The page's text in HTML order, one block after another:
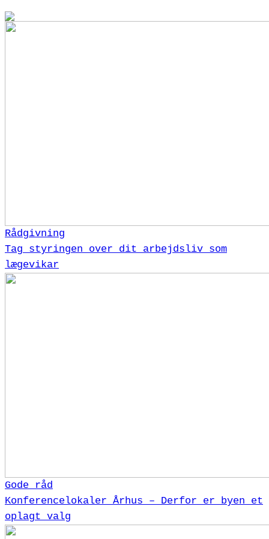
Rådgivning
Tag styringen over dit arbejdsliv som
lægevikar
Gode råd
Konferencelokaler Århus – Derfor er byen et
oplagt valg